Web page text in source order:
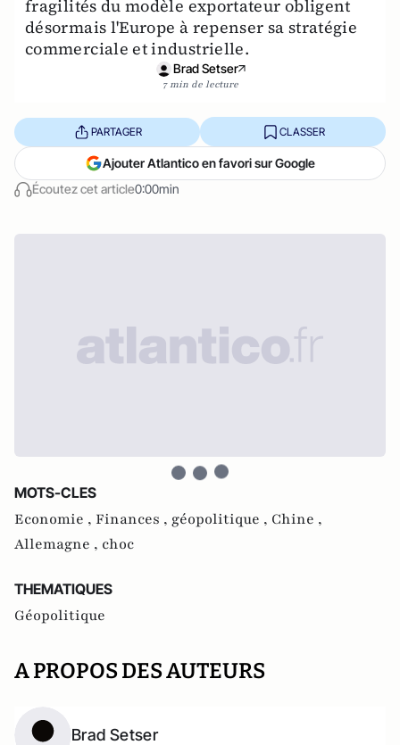
fragilités du modèle exportateur obligent
désormais l'Europe à repenser sa stratégie
commerciale et industrielle.
Brad Setser
7 min de lecture
Écoutez cet article0:00min
PARTAGER CLASSER
Ajouter Atlantico en favori sur Google
MOTS-CLES
Economie , Finances , géopolitique , Chine ,
Allemagne , choc
THEMATIQUES
Géopolitique
A PROPOS DES AUTEURS
Brad Setser